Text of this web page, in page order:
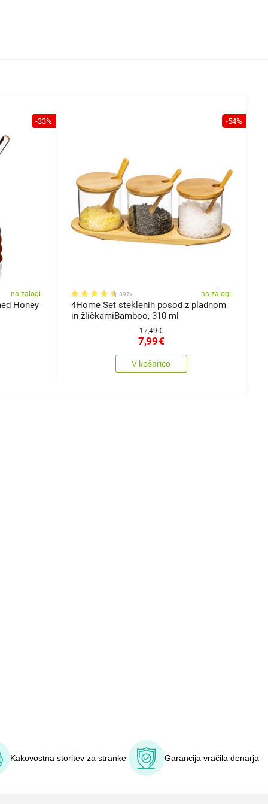
-33%
na zalogi
Honey
-54%
397x na zalogi
4Home Set steklenih posod z pladnom
in žličkamiBamboo, 310 ml
17,49 €
7,99€
V košarico
Kakovostna storitev za stranke Garancija vračila denarja